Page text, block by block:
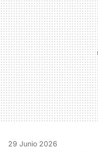
29 Junio 2026